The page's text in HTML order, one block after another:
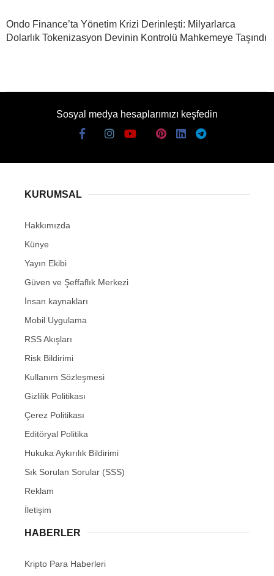
Ondo Finance’ta Yönetim Krizi Derinleşti: Milyarlarca
Dolarlık Tokenizasyon Devinin Kontrolü Mahkemeye Taşındı
Sosyal medya hesaplarımızı keşfedin
KURUMSAL
Hakkımızda
Künye
Yayın Ekibi
Güven ve Şeffaflık Merkezi
İnsan kaynakları
Mobil Uygulama
RSS Akışları
Risk Bildirimi
Kullanım Sözleşmesi
Gizlilik Politikası
Çerez Politikası
Editöryal Politika
Hukuka Aykırılık Bildirimi
Sık Sorulan Sorular (SSS)
Reklam
İletişim
HABERLER
Kripto Para Haberleri